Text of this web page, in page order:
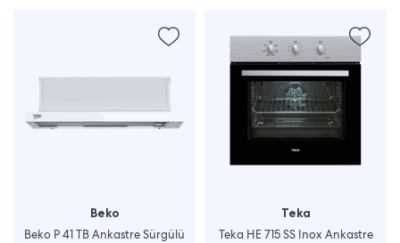
Beko
Beko P 41 TB Ankastre Sürgülü
Teka
Teka HE 715 SS Inox Ankastre